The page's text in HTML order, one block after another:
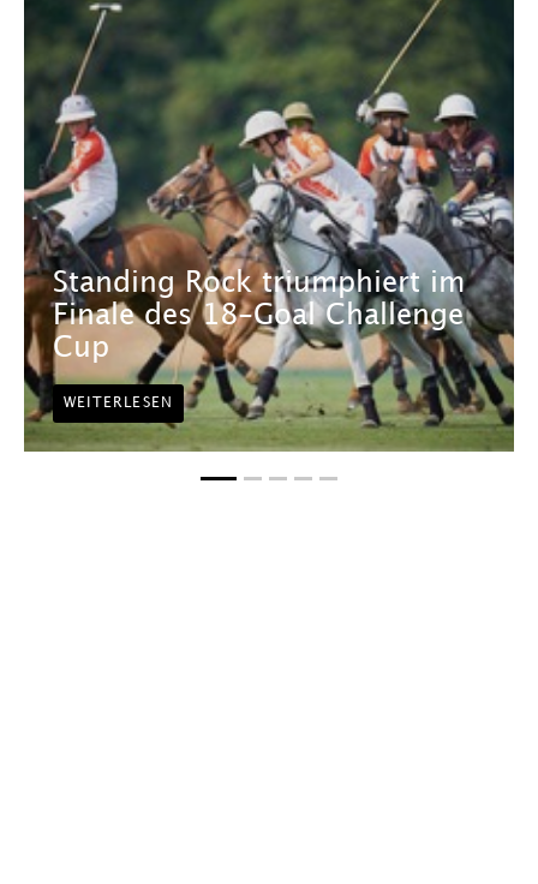
Standing Rock triumphiert im
Finale des 18-Goal Challenge
Cup
WEITERLESEN